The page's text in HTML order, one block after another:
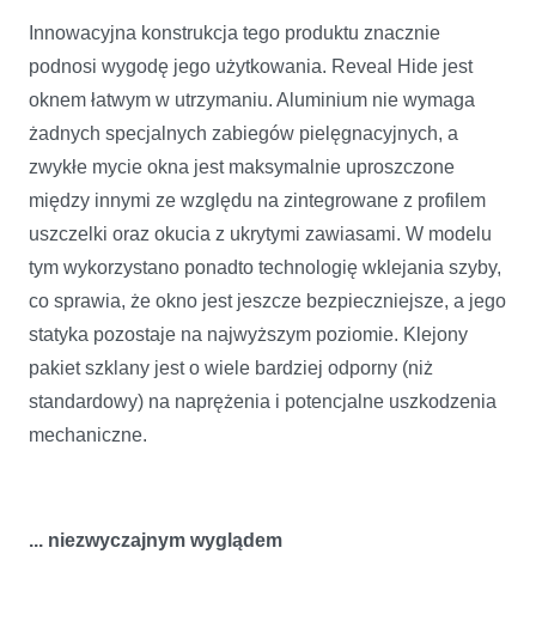
Innowacyjna konstrukcja tego produktu znacznie
podnosi wygodę jego użytkowania. Reveal Hide jest
oknem łatwym w utrzymaniu. Aluminium nie wymaga
żadnych specjalnych zabiegów pielęgnacyjnych, a
zwykłe mycie okna jest maksymalnie uproszczone
między innymi ze względu na zintegrowane z profilem
uszczelki oraz okucia z ukrytymi zawiasami. W modelu
tym wykorzystano ponadto technologię wklejania szyby,
co sprawia, że okno jest jeszcze bezpieczniejsze, a jego
statyka pozostaje na najwyższym poziomie. Klejony
pakiet szklany jest o wiele bardziej odporny (niż
standardowy) na naprężenia i potencjalne uszkodzenia
mechaniczne.
... niezwyczajnym wyglądem